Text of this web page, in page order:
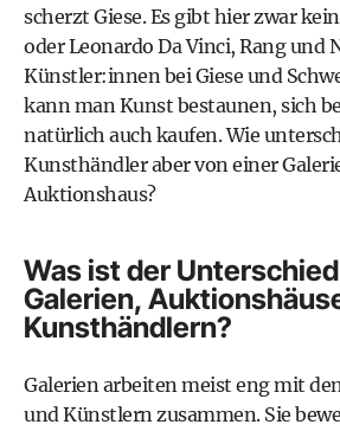
scherzt Giese. Es gibt hier zwar
oder Leonardo Da Vinci, Rang und
Künstler:innen bei Giese und
kann man Kunst bestaunen, sich
natürlich auch kaufen. Wie
Kunsthändler aber von einer
Auktionshaus?
Was ist der
Galerien,
Kunsthändlern?
Galerien arbeiten meist eng mit
und Künstlern zusammen. Sie